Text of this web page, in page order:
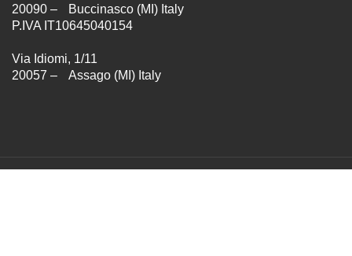
20090 – Buccinasco (MI) Italy
P.IVA IT10645040154
Via Idiomi, 1/11
20057 – Assago (MI) Italy